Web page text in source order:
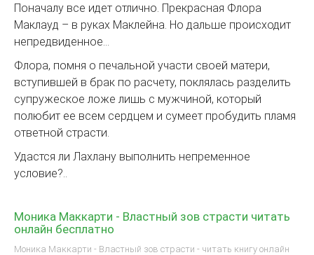
Поначалу все идет отлично. Прекрасная Флора
Маклауд – в руках Маклейна. Но дальше происходит
непредвиденное…
Флора, помня о печальной участи своей матери,
вступившей в брак по расчету, поклялась разделить
супружеское ложе лишь с мужчиной, который
полюбит ее всем сердцем и сумеет пробудить пламя
ответной страсти.
Удастся ли Лахлану выполнить непременное
условие?..
Моника Маккарти - Властный зов страсти читать
онлайн бесплатно
Моника Маккарти - Властный зов страсти - читать книгу онлайн